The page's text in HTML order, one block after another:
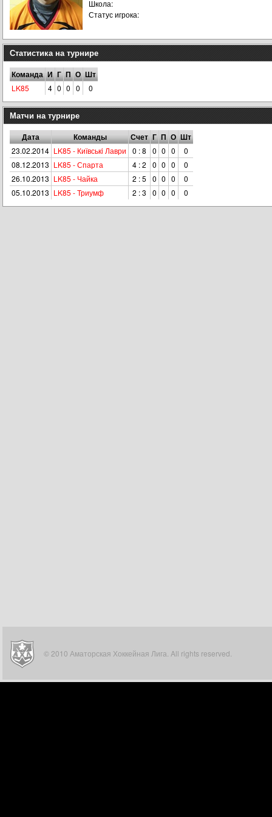
Школа:
Статус игрока:
Статистика на турнире
Команда И Г П О Шт
LK85 4 0 0 0 0
Матчи на турнире
Дата Команды Счет Г П О Шт
23.02.2014 LK85 - Київськi Лаври 0 : 8 0 0 0
0
08.12.2013 LK85 - Спарта 4 : 2 0 0 0
0
26.10.2013 LK85 - Чайка 2 : 5 0 0 0
0
05.10.2013 LK85 - Триумф 2 : 3 0 0 0 0
© 2010 Аматорская Хоккейная Лига. All rights reserved.